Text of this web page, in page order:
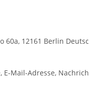
60a, 12161 Berlin
Mail-Adresse,